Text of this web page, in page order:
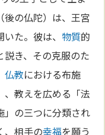
後の仏陀）は、王宮
いた。彼は、 物質的
き、その克服のた
仏教における布施
、教えを広める「法
」の三つに分類され
、相手の幸福を願う